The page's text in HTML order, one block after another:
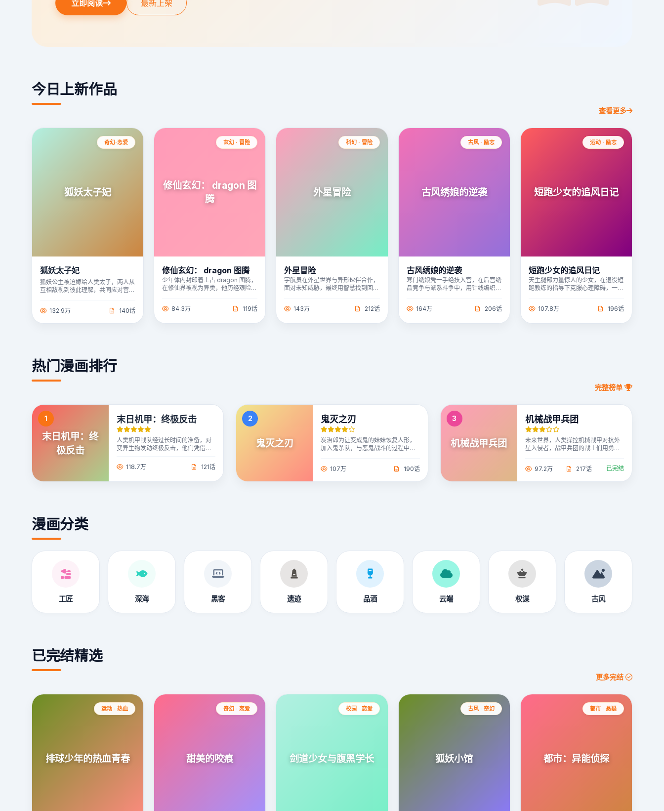
立即阅读 最新上架
今日上新作品
查看更多
狐妖太子妃
奇幻·恋爱
狐妖太子妃
狐妖公主被迫嫁给人类太子，两人从
互相敌视到彼此理解，共同应对宫廷
132.9万
140话
修仙玄幻： dragon 图
腾
玄幻 · 冒险
修仙玄幻： dragon 图腾
少年体内封印着上古 dragon 图腾，
在修仙界被视为异类，他历经艰险，
84.3万 119话
外星冒险
科幻 · 冒险
外星冒险
宇航员在外星世界与异形伙伴合作，
面对未知威胁，最终用智慧找到回家
143万
212话
古风绣娘的逆袭
古风 · 励志
古风绣娘的逆袭
寒门绣娘凭一手绝技入宫，在后宫绣
品竞争与派系斗争中，用针线编织生
164万
206话
短跑少女的追风日记
运动 · 励志
短跑少女的追风日记
天生腿部力量惊人的少女，在退役短
跑教练的指导下克服心理障碍，一步
107.8万
196话
热门漫画排行
完整榜单
末日机甲：终
极反击
1 末日机甲：终极反击
人类机甲战队经过长时间的准备，对
变异生物发动终极反击，他们凭借强
异生物，恢复世界和平。
118.7万 121话
鬼灭之刃
2 鬼灭之刃
炭治郎为让变成鬼的妹妹恢复人形，
加入鬼杀队，与恶鬼战斗的过程中寻
107万
190话
机械战甲兵团
3 机械战甲兵团
未来世界，人类操控机械战甲对抗外
星入侵者，战甲兵团的战士们用勇气
97.2万
217话 已完结
漫画分类
工匠 深海 黑客 遗迹 品酒 云端 权谋 古风
已完结精选
更多完结
排球少年的热血青春
运动 · 热血
甜美的咬痕
奇幻 · 恋爱
剑道少女与腹黑学长
校园 · 恋爱
狐妖小馆
古风 · 奇幻
都市：异能侦探
都市 · 悬疑